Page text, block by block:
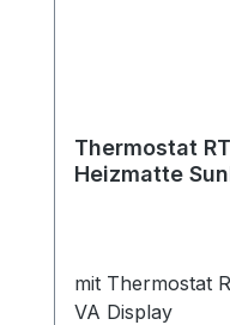
Thermostat
Heizmatte
mit Thermostat
VA Display